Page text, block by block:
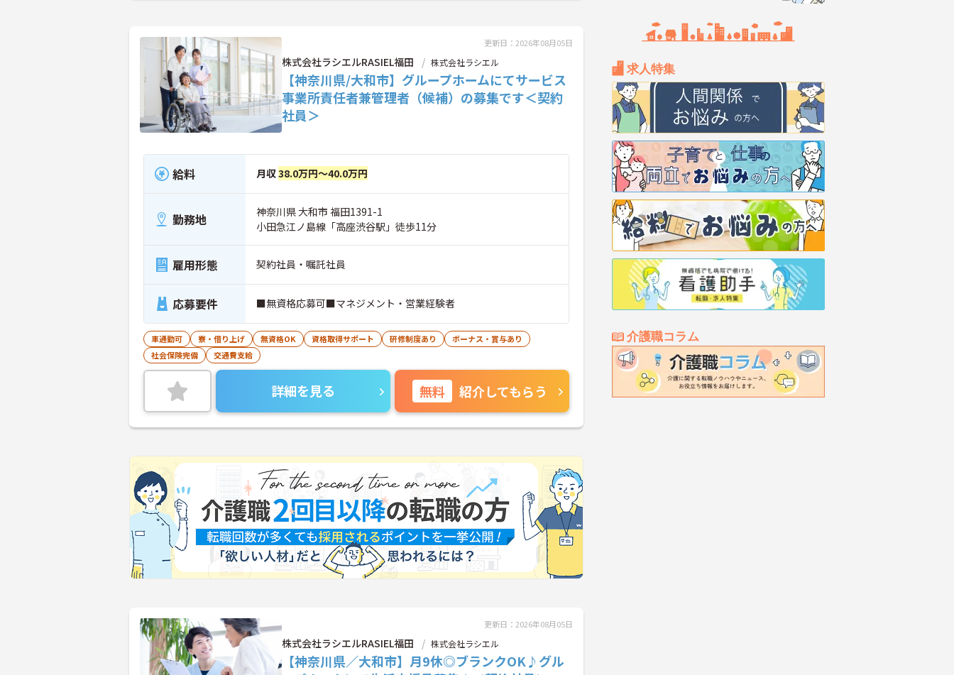
求人特集
介護職コラム
更新日：2026年08月05日
株式会社ラシエルRASIEL福田 株式会社ラシエル
【神奈川県/大和市】グループホームにてサービス
事業所責任者兼管理者（候補）の募集です＜契約
社員＞
給料 月収38.0万円～40.0万円
勤務地
神奈川県 大和市 福田1391-1
小田急江ノ島線「高座渋谷駅」徒歩11分
雇用形態 契約社員・嘱託社員
応募要件 ■無資格応募可■マネジメント・営業経験者
車通勤可 寮・借り上げ 無資格OK 資格取得サポート 研修制度あり
ボーナス・賞与あり
社会保険完備
交通費支給
詳細を見る 無料 紹介してもらう
更新日：2026年08月05日
株式会社ラシエルRASIEL福田 株式会社ラシエル
【神奈川県／大和市】月9休◎ブランクOK♪グル